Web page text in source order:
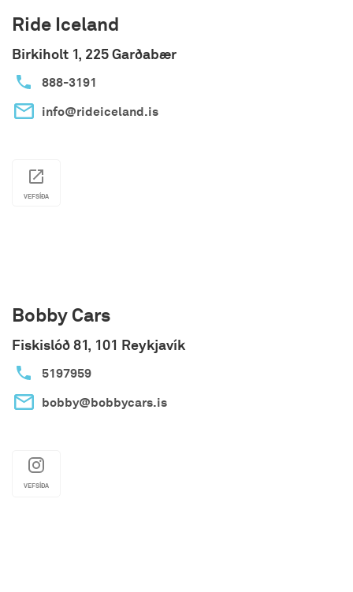
Ride Iceland
Birkiholt 1, 225 Garðabær
888-3191
info@rideiceland.is
VEFSÍÐA
Bobby Cars
Fiskislóð 81, 101 Reykjavík
5197959
bobby@bobbycars.is
VEFSÍÐA